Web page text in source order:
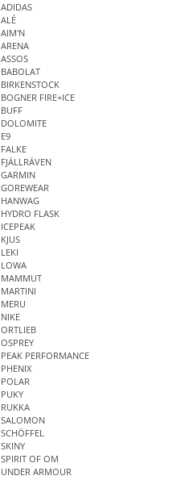
ADIDAS
ALÉ
AIM'N
ARENA
ASSOS
BABOLAT
BIRKENSTOCK
BOGNER FIRE+ICE
BUFF
DOLOMITE
E9
FALKE
FJÄLLRÄVEN
GARMIN
GOREWEAR
HANWAG
HYDRO FLASK
ICEPEAK
KJUS
LEKI
LOWA
MAMMUT
MARTINI
MERU
NIKE
ORTLIEB
OSPREY
PEAK PERFORMANCE
PHENIX
POLAR
PUKY
RUKKA
SALOMON
SCHÖFFEL
SKINY
SPIRIT OF OM
UNDER ARMOUR